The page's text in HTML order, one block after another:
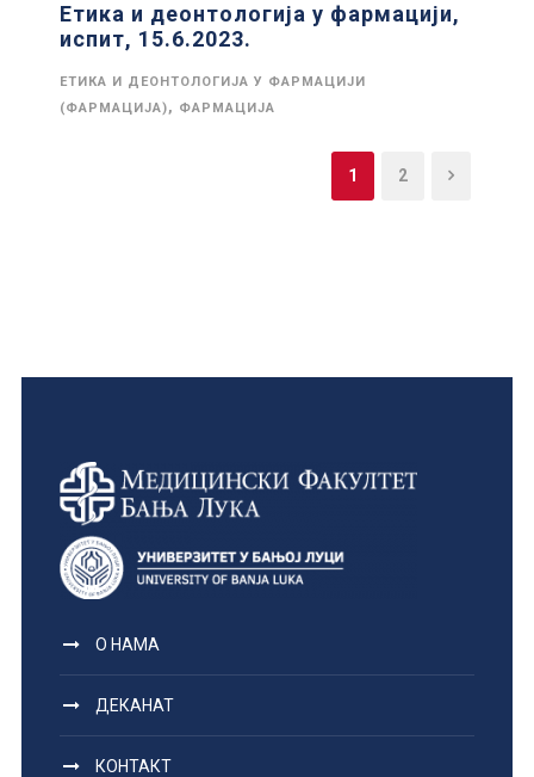
Етика и деонтологија у фармацији,
испит, 15.6.2023.
ЕТИКА И ДЕОНТОЛОГИЈА У ФАРМАЦИЈИ
(ФАРМАЦИЈА), ФАРМАЦИЈА
1 2
О НАМА
ДЕКАНАТ
КОНТАКТ